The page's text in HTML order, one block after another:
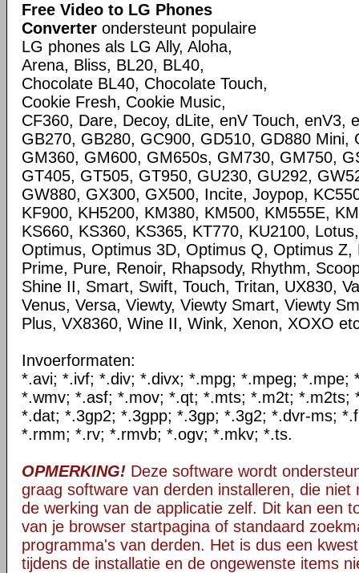
Free Video to LG Phones
Converter ondersteunt populaire
LG phones als LG Ally, Aloha,
Arena, Bliss, BL20, BL40,
Chocolate BL40, Chocolate Touch,
Cookie Fresh, Cookie Music,
CF360, Dare, Decoy, dLite, enV Touch, enV3,
GB270, GB280, GC900, GD510, GD880 Mini,
GM360, GM600, GM650s, GM730, GM750,
GT405, GT505, GT950, GU230, GU292,
GW880, GX300, GX500, Incite, Joypop,
KF900, KH5200, KM380, KM500, KM555E,
KS660, KS360, KS365, KT770, KU2100,
Optimus, Optimus 3D, Optimus Q, Optimus Z,
Prime, Pure, Renoir, Rhapsody, Rhythm,
Shine II, Smart, Swift, Touch, Tritan, UX830,
Venus, Versa, Viewty, Viewty Smart, Viewty
Plus, VX8360, Wine II, Wink, Xenon, XOXO
Invoerformaten:
*.avi; *.ivf; *.div; *.divx; *.mpg; *.mpeg; *.mpe;
*.wmv; *.asf; *.mov; *.qt; *.mts; *.m2t; *.m2ts;
*.dat; *.3gp2; *.3gpp; *.3gp; *.3g2; *.dvr-ms;
*.rmm; *.rv; *.rmvb; *.ogv; *.mkv; *.ts.
OPMERKING! Deze software wordt
graag software van derden installeren, die niet
de werking van de applicatie zelf. Dit kan een
van je browser startpagina of standaard
programma's van derden. Het is dus een
tijdens de installatie en de ongewenste items